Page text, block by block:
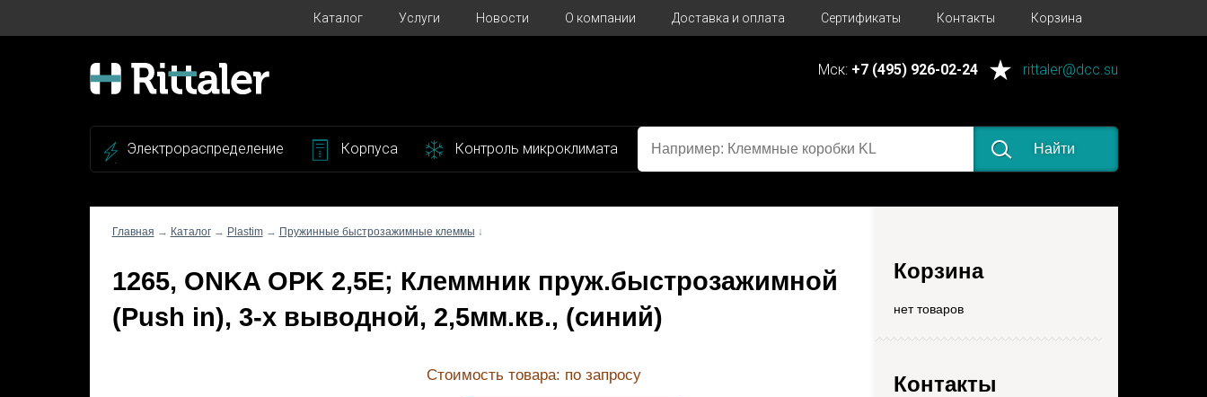
Каталог Услуги Новости О компании Доставка и оплата Сертификаты Контакты Корзина
Мск: +7 (495) 926-02-24 rittaler@dcc.su
Электрораспределение Корпуса Контроль микроклимата Найти
Корзина
нет товаров
Контакты
Главная → Каталог→ Plastim→ Пружинные быстрозажимные клеммы ↓
1265, ONKA OPK 2,5E; Клеммник пруж.быстрозажимной
(Push in), 3-х выводной, 2,5мм.кв., (синий)
Стоимость товара: по запросу